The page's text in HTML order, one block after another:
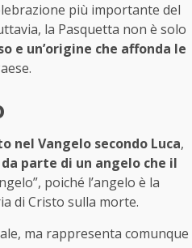
più importante del
la Pasquetta non è solo
e un’origine che affonda le
nel Vangelo secondo Luca,
parte di un angelo che il
poiché l’angelo è la
di Cristo sulla morte.
ma rappresenta comunque